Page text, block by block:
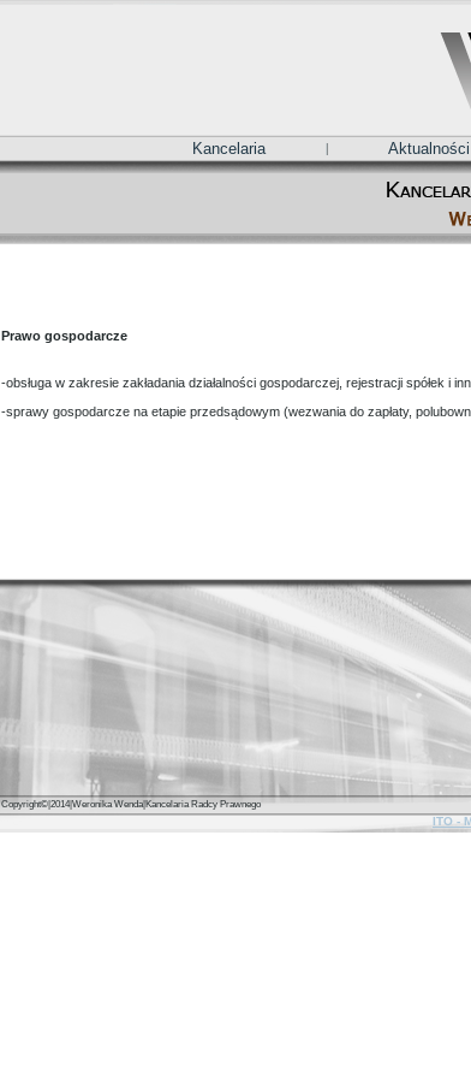
Kancelaria Aktualności
Prawo gospodarcze
-obsługa w zakresie zakładania działalności gospodarczej, rejestracji spółek i
-sprawy gospodarcze na etapie przedsądowym (wezwania do zapłaty,
Copyright©|2014|Weronika Wenda|Kancelaria Radcy
ITO -